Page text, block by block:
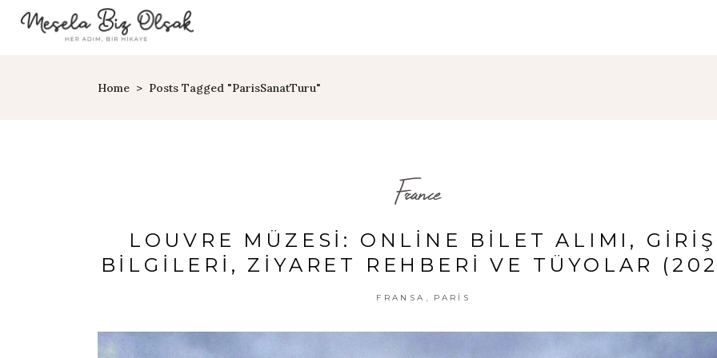
Home > Posts Tagged "ParisSanatTuru"
France
LOUVRE MÜZESI: ONLINE BILET ALIMI, GIRIŞ
BILGILERI, ZIYARET REHBERI VE TÜYOLAR
FRANSA PARIS